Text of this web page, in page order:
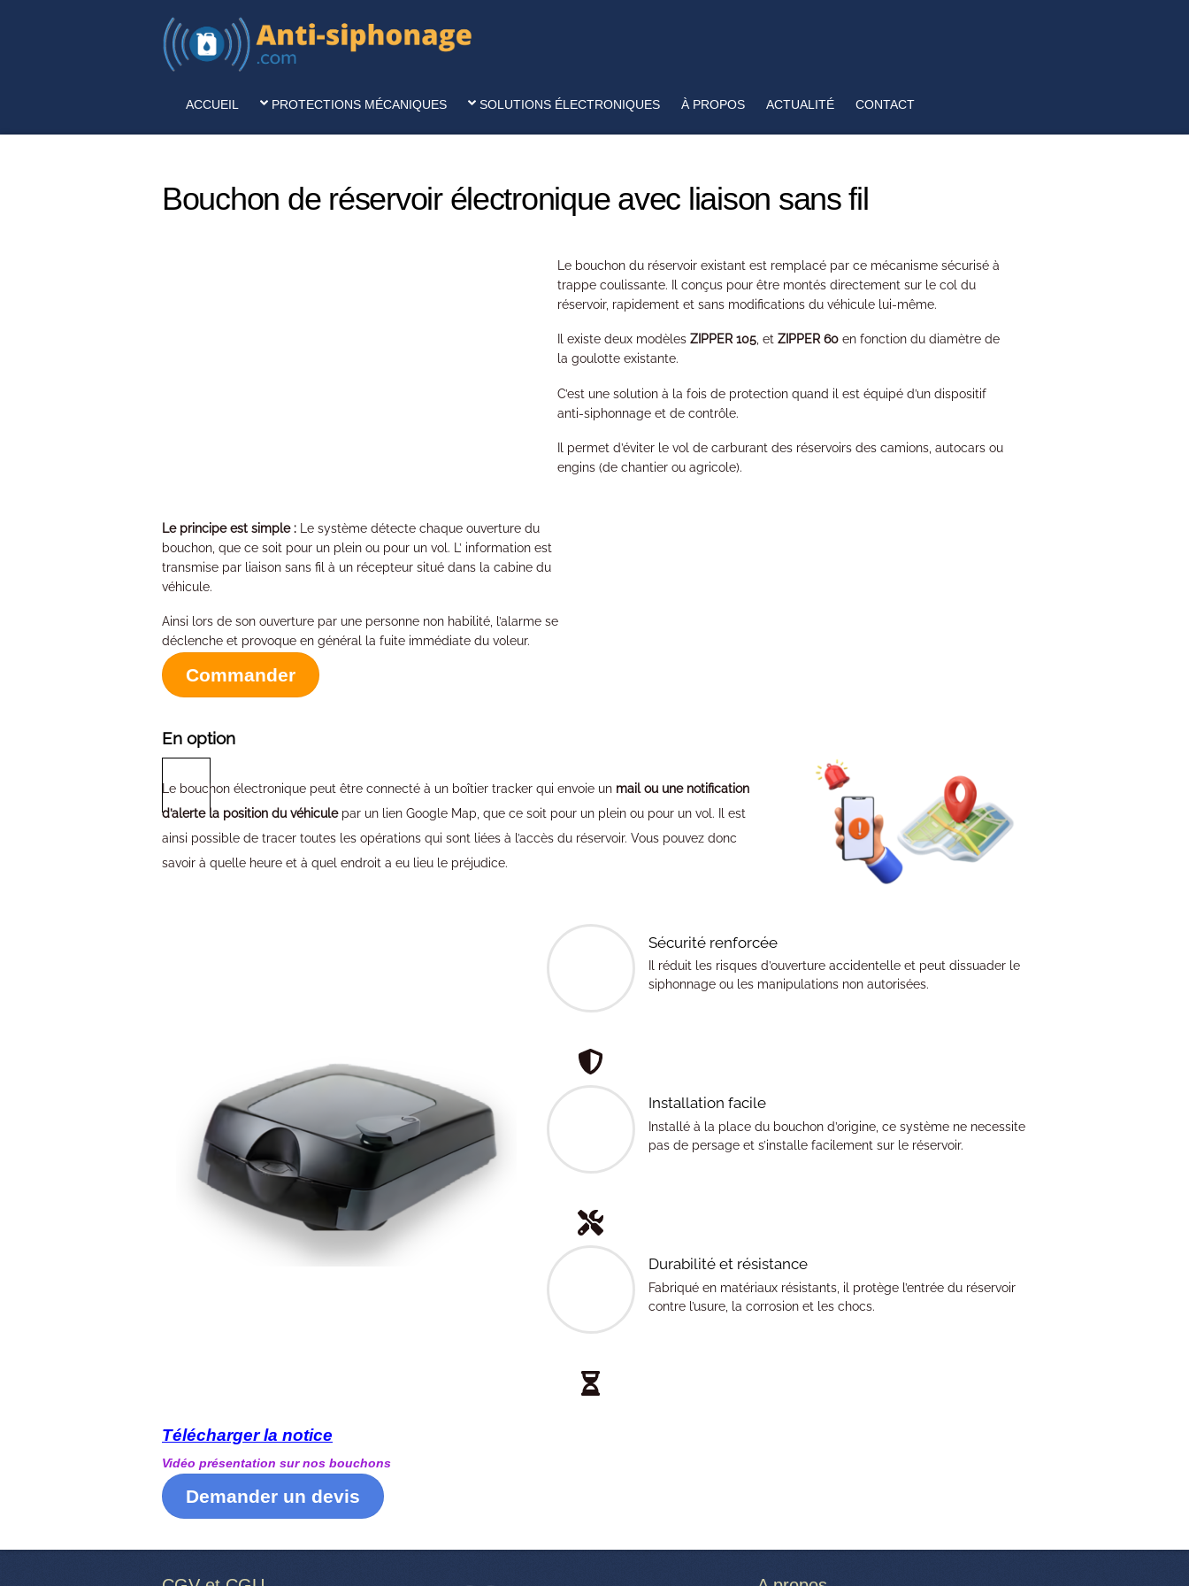
ACCUEIL PROTECTIONS MÉCANIQUES SOLUTIONS ÉLECTRONIQUES À PROPOS ACTUALITÉ CONTACT
Bouchon de réservoir électronique avec liaison sans fil
Le bouchon du réservoir existant est remplacé par ce mécanisme sécurisé à
trappe coulissante. Il conçus pour être montés directement sur le col du
réservoir, rapidement et sans modifications du véhicule lui-même.
Il existe deux modèlesZIPPER 105 , etZIPPER 60 en fonction du diamètre de
la goulotte existante.
C’est une solution à la fois de protection quand il est équipé d’un dispositif
anti-siphonnage et de contrôle.
Il permet d’éviter le vol de carburant des réservoirs des camions, autocars ou
engins (de chantier ou agricole).
Le principe est simple : Le système détecte chaque ouverture du
bouchon, que ce soit pour un plein ou pour un vol. L’ information est
transmise par liaison sans fil à un récepteur situé dans la cabine du
véhicule.
Ainsi lors de son ouverture par une personne non habilité, l’alarme se
déclenche et provoque en général la fuite immédiate du voleur.
Commander
En option
Le bouchon électronique peut être connecté à un boîtier tracker qui envoie un mail ou une notification
d’alerte la position du véhiculepar un lien Google Map, que ce soit pour un plein ou pour un vol. Il est
ainsi possible de tracer toutes les opérations qui sont liées à l’accès du réservoir. Vous pouvez donc
savoir à quelle heure et à quel endroit a eu lieu le préjudice.
Sécurité renforcée
Il réduit les risques d’ouverture accidentelle et peut dissuader le
siphonnage ou les manipulations non autorisées.
Installation facile
Installé à la place du bouchon d’origine, ce système ne necessite
pas de persage et s’installe facilement sur le réservoir.
Durabilité et résistance
Fabriqué en matériaux résistants, il protège l’entrée du réservoir
contre l’usure, la corrosion et les chocs.
Télécharger la notice
Vidéo présentation sur nos bouchons
Demander un devis